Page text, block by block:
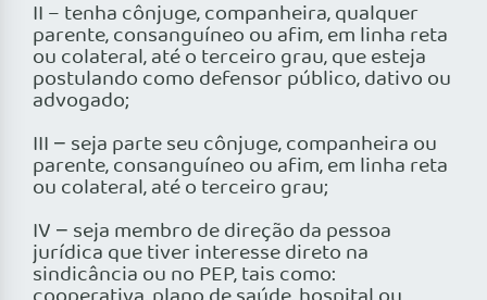
II – tenha cônjuge, companheira, qualquer
parente, consanguíneo ou afim, em linha reta
ou colateral, até o terceiro grau, que esteja
postulando como defensor público, dativo ou
advogado;
III − seja parte seu cônjuge, companheira ou
parente, consanguíneo ou afim, em linha reta
ou colateral, até o terceiro grau;
IV − seja membro de direção da pessoa
jurídica que tiver interesse direto na
sindicância ou no PEP, tais como: